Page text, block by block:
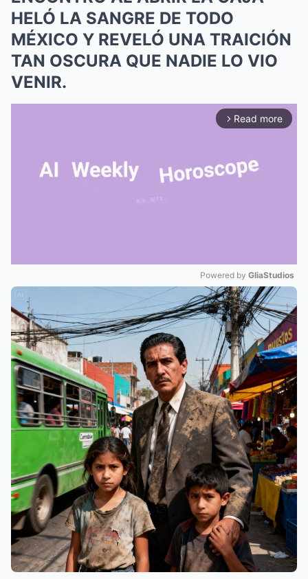
HELÓ LA SANGRE DE TODO
MÉXICO Y REVELÓ UNA TRAICIÓN
TAN OSCURA QUE NADIE LO VIO
VENIR.
arrow_forward_ios Read more
Mute
Powered by GliaStudios